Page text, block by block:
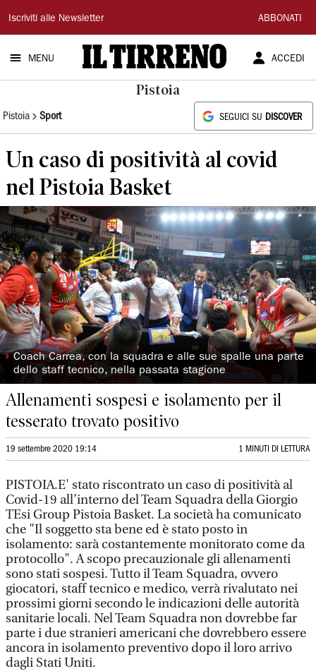
Il
Tirreno
Iscriviti alle Newsletter ABBONATI
MENU ACCEDI
Pistoia
Pistoia Sport SEGUICI SU DISCOVER
Un caso di positività al covid
nel Pistoia Basket
◗ Coach Carrea, con la squadra e alle sue spalle una parte
dello staff tecnico, nella passata stagione
Allenamenti sospesi e isolamento per il
tesserato trovato positivo
19 settembre 2020 19:14 1 MINUTI DI LETTURA
PISTOIA.E' stato riscontrato un caso di positività al
Covid-19 all’interno del Team Squadra della Giorgio
TEsi Group Pistoia Basket. La società ha comunicato
che "Il soggetto sta bene ed è stato posto in
isolamento: sarà costantemente monitorato come da
protocollo". A scopo precauzionale gli allenamenti
sono stati sospesi. Tutto il Team Squadra, ovvero
giocatori, staff tecnico e medico, verrà rivalutato nei
prossimi giorni secondo le indicazioni delle autorità
sanitarie locali. Nel Team Squadra non dovrebbe far
parte i due stranieri americani che dovrebbero essere
ancora in isolamento preventivo dopo il loro arrivo
dagli Stati Uniti.